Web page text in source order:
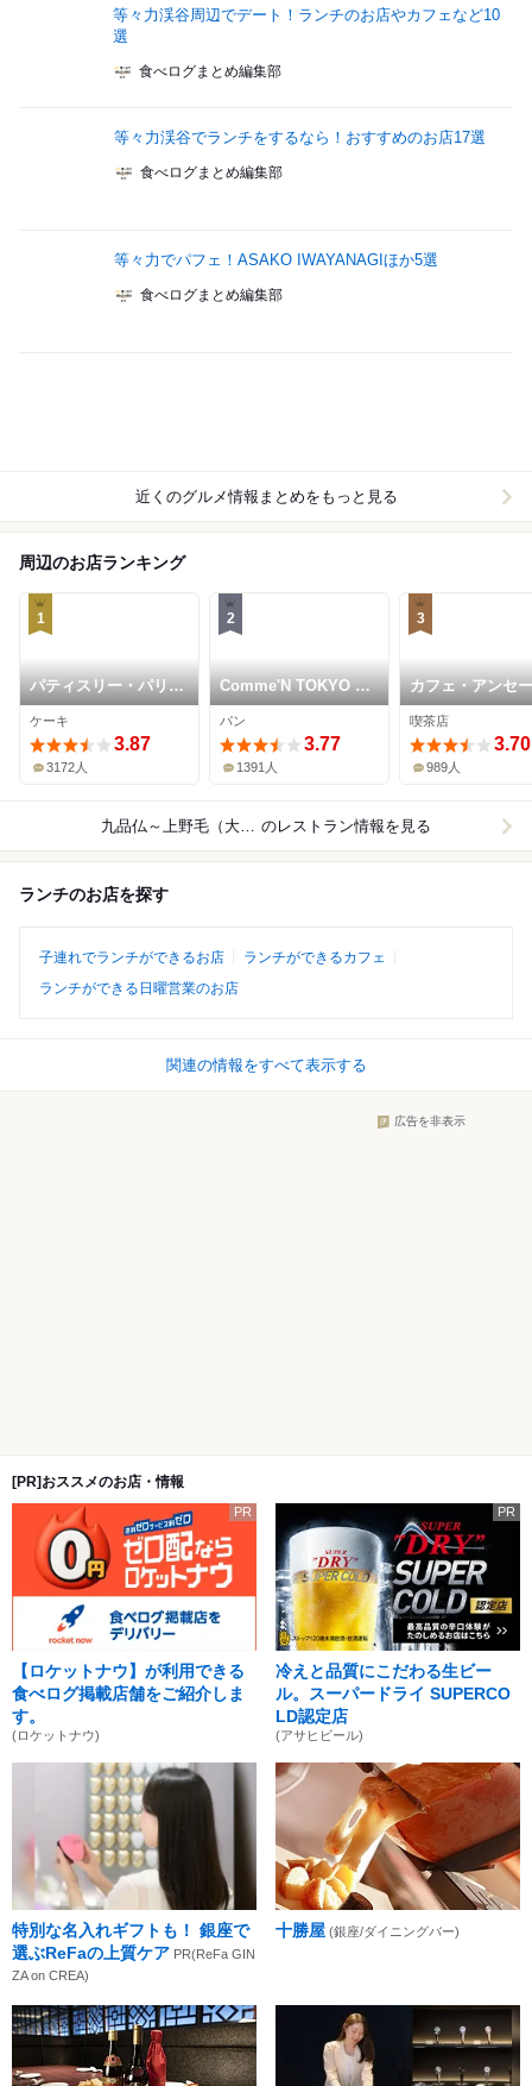
等々力渓谷周辺でデート！ランチのお店やカフェなど10
選
食べログまとめ編集部
等々力渓谷でランチをするなら！おすすめのお店17選
食べログまとめ編集部
等々力でパフェ！ASAKO IWAYANAGIほか5選
食べログまとめ編集部
近くのグルメ情報まとめをもっと見る
周辺のお店ランキング
1
パティスリー・パリセ
ヴェイユ
ケーキ
3.87
3172人
2
Comme'N TOKYO 本
店
パン
3.77
1391人
3
カフェ・アンセ
ュ・ダングル 自
丘店
喫茶店
3.70
989人
九品仏～上野毛（大井町線） のレストラン情報を見る
ランチのお店を探す
子連れでランチができるお店
ランチができるカフェ
ランチができる日曜営業のお店
関連の情報をすべて表示する
広告を非表示
[PR]おススメのお店・情報
PR
【ロケットナウ】が利用できる
食べログ掲載店舗をご紹介しま
す。
(ロケットナウ)
PR
冷えと品質にこだわる生ビー
ル。スーパードライ SUPERCO
LD認定店
(アサヒビール)
特別な名入れギフトも！ 銀座で
選ぶReFaの上質ケア PR(ReFa GIN
ZA on CREA)
十勝屋 (銀座/ダイニングバー)